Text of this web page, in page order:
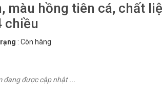
màu hồng tiên cá, chất
chiều
: Còn hàng
đang được cập nhật ...